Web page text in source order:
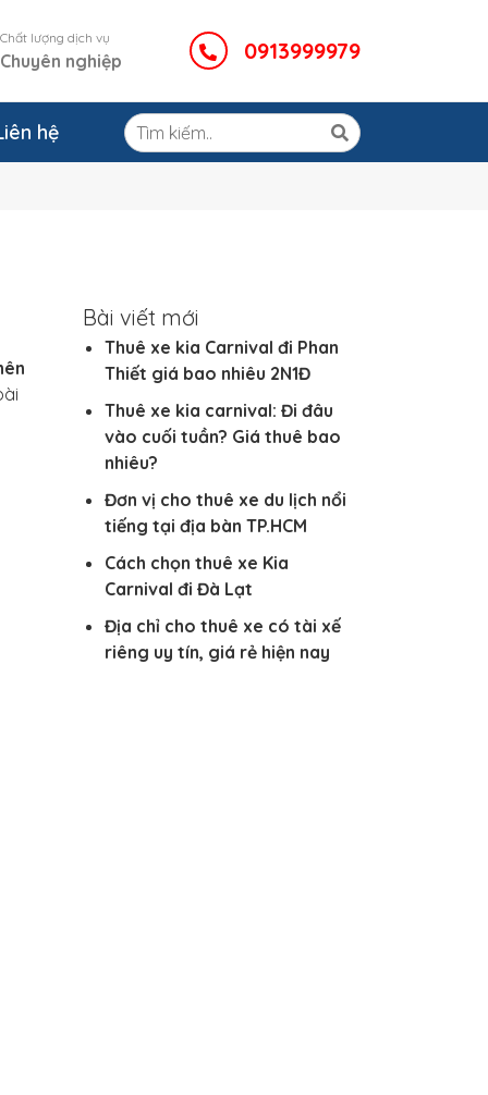
Chất lượng dịch vụ
Chuyên nghiệp 0913999979
hệ
Bài viết mới
Thuê xe kia Carnival đi Phan
Thiết giá bao nhiêu 2N1Đ
Thuê xe kia carnival: Đi đâu
vào cuối tuần? Giá thuê bao
nhiêu?
Đơn vị cho thuê xe du lịch nổi
tiếng tại địa bàn TP.HCM
Cách chọn thuê xe Kia
Carnival đi Đà Lạt
Địa chỉ cho thuê xe có tài xế
riêng uy tín, giá rẻ hiện nay